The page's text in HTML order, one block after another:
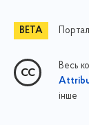
Весь
інше